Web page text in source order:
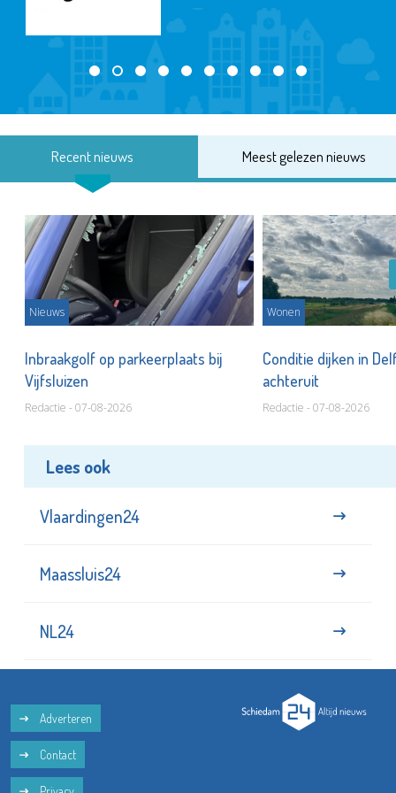
Recent nieuws Meest gelezen nieuws
Nieuws
Inbraakgolf op parkeerplaats bij
Vijfsluizen
Redactie - 07-08-2026
Wonen
Conditie dijken in
achteruit
Redactie - 07-08-2026
Lees ook
Vlaardingen24
Maassluis24
NL24
Adverteren
Contact